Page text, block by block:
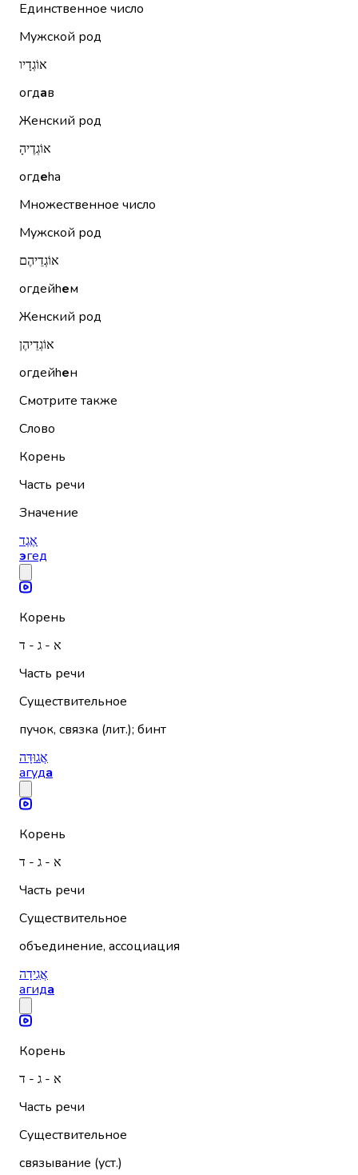
Единственное число
Мужской род
אוֹגְדָיו
огдав
Женский род
אוֹגְדֶיהָ
огдеhа
Множественное число
Мужской род
אוֹגְדֵיהֶם
огдейhем
Женский род
אוֹגְדֵיהֶן
огдейhен
Смотрите также
Слово
Корень
Часть речи
Значение
אֶגֶד
эгед
Корень
א - ג - ד
Часть речи
Существительное
пучок, связка (лит.); бинт
אֲגוּדָּה
агуда
Корень
א - ג - ד
Часть речи
Существительное
объединение, ассоциация
אֲגִידָה
агида
Корень
א - ג - ד
Часть речи
Существительное
связывание (уст.)